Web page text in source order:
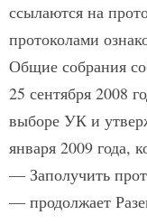
ссылаются на
протоколами
Общие собрания
25 сентября 2008
выборе УК и
января 2009 года,
— Заполучить
— продолжает